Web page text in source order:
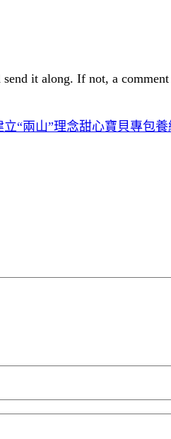
send it along. If not, a
立“兩山”理念甜心寶貝專包